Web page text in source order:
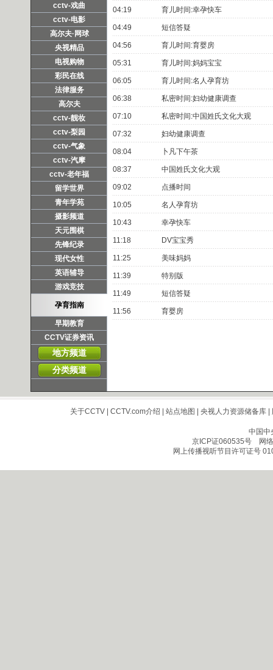
cctv-戏曲
cctv-电影
高尔夫·网球
央视精品
电视购物
彩民在线
法律服务
高尔夫
cctv-靓妆
cctv-梨园
cctv-气象
cctv-汽摩
cctv-老年福
留学世界
青年学苑
摄影频道
天元围棋
先锋纪录
现代女性
英语辅导
游戏竞技
孕育指南
早期教育
CCTV证券资讯
地方频道
分类频道
04:19 育儿时间:幸孕快车
04:49 短信答疑
04:56 育儿时间:育婴房
05:31 育儿时间:妈妈宝宝
06:05 育儿时间:名人孕育坊
06:38 私密时间:妇幼健康调查
07:10 私密时间:中国姓氏文化大观
07:32 妇幼健康调查
08:04 卜凡下午茶
08:37 中国姓氏文化大观
09:02 点播时间
10:05 名人孕育坊
10:43 幸孕快车
11:18 DV宝宝秀
11:25 美味妈妈
11:39 特别版
11:49 短信答疑
11:56 育婴房
关于CCTV| CCTV.com介绍 | 站点地图 | 央视人力资源储备库|
中国中
京ICP证060535号网络
网上传播视听节目许可证号